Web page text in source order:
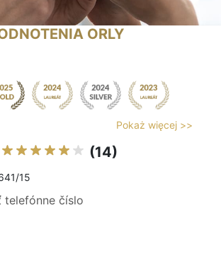
ORLY
Pokaż więcej >>
(14)
15
telefónne číslo